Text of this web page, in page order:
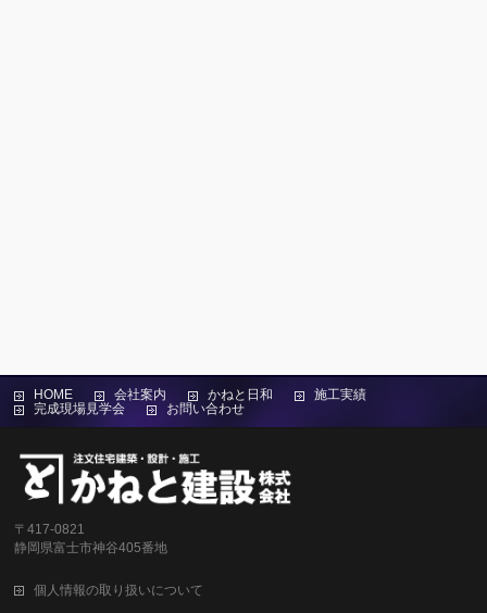
HOME 会社案内 かねと日和
施工実績
完成現場見学会
お問い合わせ
〒417-0821
静岡県富士市神谷405番地
個人情報の取り扱いについて